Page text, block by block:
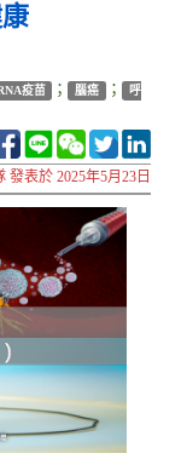
疫苗 ； 腦癌 ；
呼
表於 2025年5月23日